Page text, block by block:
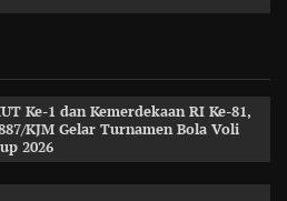
Ke-1 dan Kemerdekaan RI Ke-81,
KJM Gelar Turnamen Bola Voli
2026